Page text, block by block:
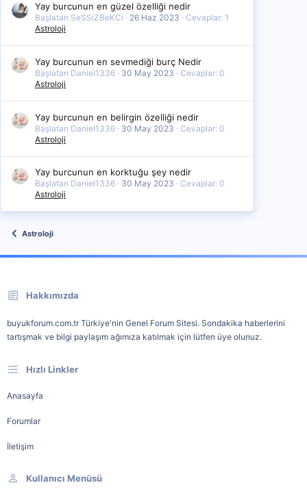
Yay burcunun en güzel özelliği nedir
Başlatan SeSSiZBeKCi 26 Haz 2023
Cevaplar: 1
Astroloji
Yay burcunun en sevmediği burç Nedir
Başlatan Daniel1336 30 May 2023
Cevaplar: 0
Astroloji
Yay burcunun en belirgin özelliği nedir
Başlatan Daniel1336 30 May 2023
Cevaplar: 0
Astroloji
Yay burcunun en korktuğu şey nedir
Başlatan Daniel1336 30 May 2023
Cevaplar: 0
Astroloji
Astroloji
Hakkımızda
buyukforum.com.tr Türkiye'nin Genel Forum Sitesi. Sondakika haberlerini
tartışmak ve bilgi paylaşım ağımıza katılmak için lütfen üye olunuz.
Hızlı Linkler
Anasayfa
Forumlar
İletişim
Kullanıcı Menüsü